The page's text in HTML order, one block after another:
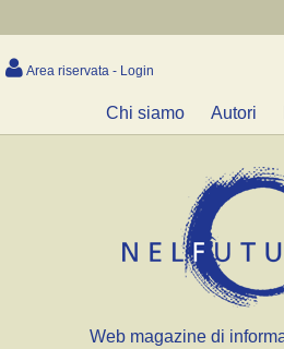
Area riservata - Login
Chi siamo Autori
Web magazine di